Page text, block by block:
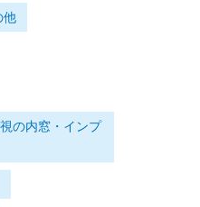
他
の内窓・インプ